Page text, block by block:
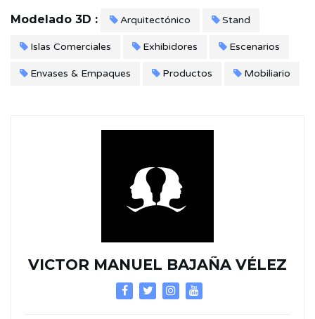
Modelado 3D : Arquitectónico Stand
Islas Comerciales Exhibidores Escenarios
Envases & Empaques Productos Mobiliario
VICTOR MANUEL BAJAÑA VÉLEZ